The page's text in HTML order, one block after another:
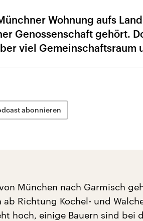
Wohnung aufs
Genossenschaft gehört.
viel Gemeinschaftsraum
abonnieren
München nach Garmisch
Richtung Kochel- und
hoch, einige Bauern sind bei